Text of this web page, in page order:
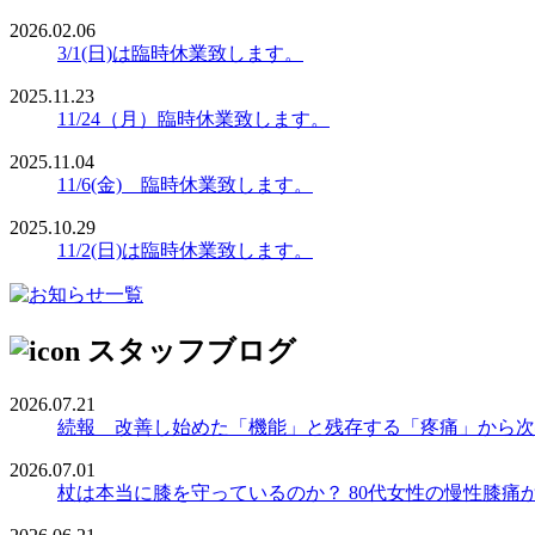
2026.02.06
3/1(日)は臨時休業致します。
2025.11.23
11/24（月）臨時休業致します。
2025.11.04
11/6(金) 臨時休業致します。
2025.10.29
11/2(日)は臨時休業致します。
スタッフブログ
2026.07.21
続報 改善し始めた「機能」と残存する「疼痛」から
2026.07.01
杖は本当に膝を守っているのか？ 80代女性の慢性膝痛